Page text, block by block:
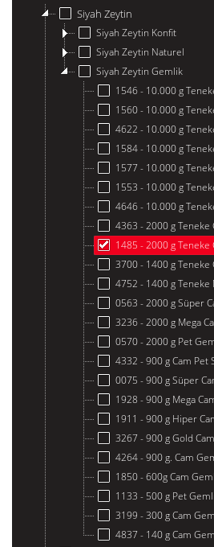
Siyah Zeytin
Siyah Zeytin Konfit
Siyah Zeytin Naturel
Siyah Zeytin Gemlik
1546 - 10.000 g
1560 - 10.000 g
4622 - 10.000 g
1584 - 10.000 g
1577 - 10.000 g
1553 - 10.000 g
4646 - 10.000 g
4363 - 2000 g Teneke
1485 - 2000 g
3700 - 1400 g Teneke
4752 - 1400 g Teneke
0563 - 2000 g Süper
3236 - 2000 g Mega
0570 - 2000 g Pet
4332 - 900 g Cam Pet
0075 - 900 g Süper
1928 - 900 g Mega
1911 - 900 g Hiper
3267 - 900 g Gold
4264 - 900 g. Cam
1850 - 600g Cam
1133 - 500 g Pet
3199 - 300 g Cam
4837 - 140 g Cam